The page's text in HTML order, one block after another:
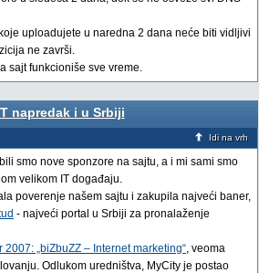
uploadujete u naredna 2 dana neće biti vidljivi
ne završi.
sajt funkcioniše sve vreme.
napredak i u Srbiji
Idi na vrh
smo nove sponzore na sajtu, a i mi sami smo
velikom IT događaju.
poverenje našem sajtu i zakupila najveći baner,
- najveći portal u Srbiji za pronalaženje
2007: „biZbuZZ – Internet marketing“, veoma
Odlukom uredništva, MyCity je postao